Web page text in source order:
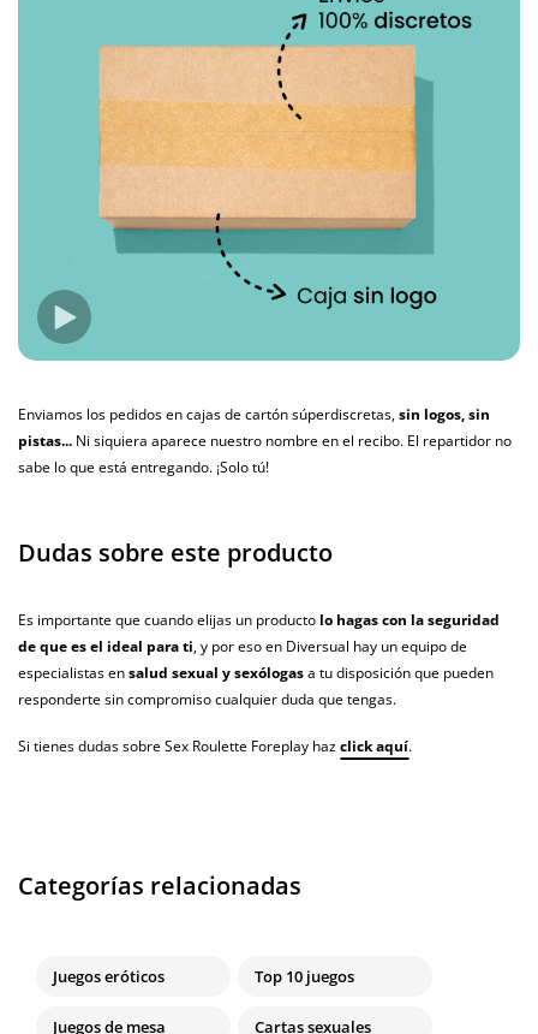
Enviamos los pedidos en cajas de cartón súperdiscretas,sin logos, sin
pistas... Ni siquiera aparece nuestro nombre en el recibo. El repartidor no
sabe lo que está entregando. ¡Solo tú!
Dudas sobre este producto
Es importante que cuando elijas un producto lo hagas con la seguridad
de que es el ideal para ti, y por eso en Diversual hay un equipo de
especialistas ensalud sexual y sexólogasa tu disposición que pueden
responderte sin compromiso cualquier duda que tengas.
Si tienes dudas sobre Sex Roulette Foreplay hazclick aquí.
Categorías relacionadas
Juegos eróticos Top 10 juegos
Juegos de mesa Cartas sexuales